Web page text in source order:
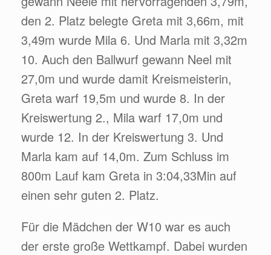
den 2. Platz belegte Greta mit 3,66m, mit
3,49m wurde Mila 6. Und Marla mit 3,32m
10. Auch den Ballwurf gewann Neel mit
27,0m und wurde damit Kreismeisterin,
Greta warf 19,5m und wurde 8. In der
Kreiswertung 2., Mila warf 17,0m und
wurde 12. In der Kreiswertung 3. Und
Marla kam auf 14,0m. Zum Schluss im
800m Lauf kam Greta in 3:04,33Min auf
einen sehr guten 2. Platz.
Für die Mädchen der W10 war es auch
der erste große Wettkampf. Dabei wurden